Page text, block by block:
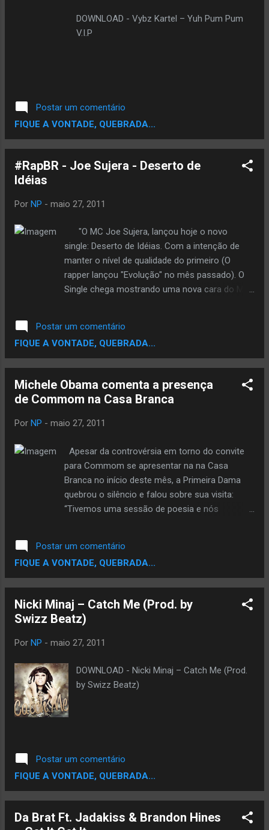
Centraldorap.com
DOWNLOAD - Vybz Kartel – Yuh Pum Pum
V.I.P
Postar um comentário
FIQUE A VONTADE, QUEBRADA...
#RapBR - Joe Sujera - Deserto de
Por NP - maio 27, 2011
"O MC Joe Sujera, lançou hoje o novo
single: Deserto de Idéias. Com a intenção de
manter o nível de qualidade do primeiro (O
rapper lançou "Evolução" no mês passado). O
Single chega mostrando uma nova cara do MC,
que Joe Sujera também sabe falar sério. O beat
novamente é do Chapeicom Beats que faz
parte do selo Costela Recordz, assim como o
Postar um comentário
FIQUE A VONTADE, QUEBRADA...
Michele Obama comenta a presença
de Commom na Casa Branca
Por NP - maio 27, 2011
Apesar da controvérsia em torno do convite
para Commom se apresentar na na Casa
Branca no início deste mês, a Primeira Dama
quebrou o silêncio e falou sobre sua visita:
“Tivemos uma sessão de poesia e nós
conversaram com alguns dos poetas de maior
destaque atualmente, e leram suas poesias em
nossa sala. E então nós tivemos uma noite de
agradável. Mas qualquer um dos poetas do Hip
Hop, que forem capazes de misturar os dois
mundos dessa forma tão interessante, a Casa
Rapevolusom.com
Postar um comentário
FIQUE A VONTADE, QUEBRADA...
Nicki Minaj – Catch Me (Prod. by
Swizz Beatz)
Por NP - maio 27, 2011
DOWNLOAD - Nicki Minaj – Catch Me (Prod.
by Swizz Beatz)
Postar um comentário
FIQUE A VONTADE, QUEBRADA...
Da Brat Ft. Jadakiss & Brandon Hines